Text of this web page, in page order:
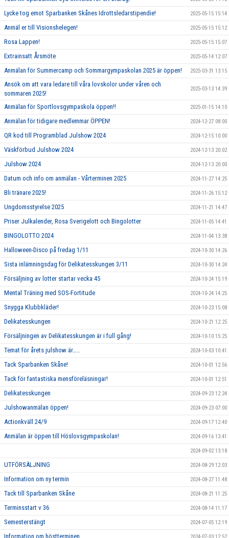
Lycke tog emot Sparbanken Skånes Idrottsledarstipendie! 2025-05-15 15:14
Anmäl er till Visionshelegen! 2025-05-15 15:12
Rosa Lappen! 2025-05-15 15:07
Extrainsatt Årsmöte 2025-05-14 12:07
Anmälan för Summercamp och Sommargympaskolan 2025 är öppen! 2025-03-31 13:15
Ansök om att vara ledare till våra lovskolor under våren och
sommaren 2025!
2025-03-13 14:39
Anmälan för Sportlovsgympaskola öppen!! 2025-01-15 14:10
Anmälan för tidigare medlemmar ÖPPEN! 2024-12-27 08:00
QR kod till Programblad Julshow 2024 2024-12-15 10:00
Väskförbud Julshow 2024 2024-12-13 20:02
Julshow 2024 2024-12-13 20:00
Datum och info om anmälan - Vårterminen 2025 2024-11-27 14:25
Bli tränare 2025! 2024-11-26 15:12
Ungdomsstyrelse 2025 2024-11-21 14:47
Priser Julkalender, Rosa Sverigelott och Bingolotter 2024-11-05 14:41
BINGOLOTTO 2024 2024-11-04 13:38
Halloween-Disco på fredag 1/11 2024-10-30 14:26
Sista inlämningsdag för Delikatesskungen 3/11 2024-10-30 14:24
Försäljning av lotter startar vecka 45 2024-10-24 15:19
Mental Träning med SOS-Fortitude 2024-10-24 14:25
Snygga Klubbkläder! 2024-10-23 15:08
Delikatesskungen 2024-10-21 12:25
Försäljningen av Delikatesskungen är i full gång! 2024-10-10 15:25
Temat för årets julshow är….. 2024-10-03 10:41
Tack Sparbanken Skåne! 2024-10-01 12:56
Tack för fantastiska mensföreläsningar! 2024-10-01 12:51
Delikatesskungen 2024-09-23 12:24
Julshowanmälan öppen! 2024-09-23 07:00
Actionkväll 24/9 2024-09-17 12:40
Anmälan är öppen till Höslovsgympaskolan! 2024-09-16 13:41
2024-09-02 13:18
UTFÖRSÄLJNING 2024-08-29 12:03
Information om ny termin 2024-08-27 11:48
Tack till Sparbanken Skåne 2024-08-21 11:25
Terminsstart v 36 2024-08-14 11:17
Semesterstängt 2024-07-05 12:19
Information om höstterminen